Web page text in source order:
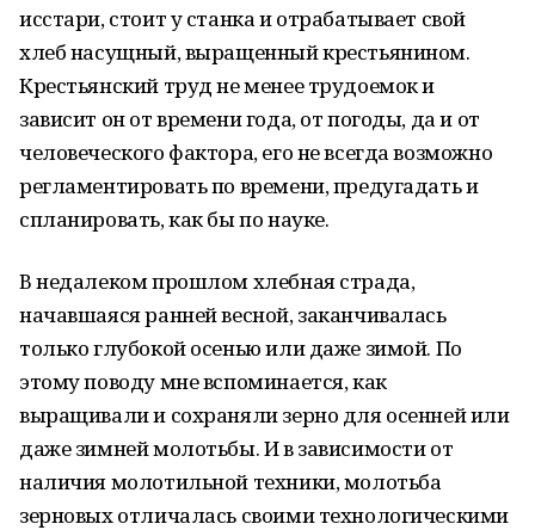
исстари, стоит у станка и отрабатывает свой
хлеб насущный, выращенный крестьянином.
Крестьянский труд не менее трудоемок и
зависит он от времени года, от погоды, да и от
человеческого фактора, его не всегда возможно
регламентировать по времени, предугадать и
спланировать, как бы по науке.
В недалеком прошлом хлебная страда,
начавшаяся ранней весной, заканчивалась
только глубокой осенью или даже зимой. По
этому поводу мне вспоминается, как
выращивали и сохраняли зерно для осенней или
даже зимней молотьбы. И в зависимости от
наличия молотильной техники, молотьба
зерновых отличалась своими технологическими